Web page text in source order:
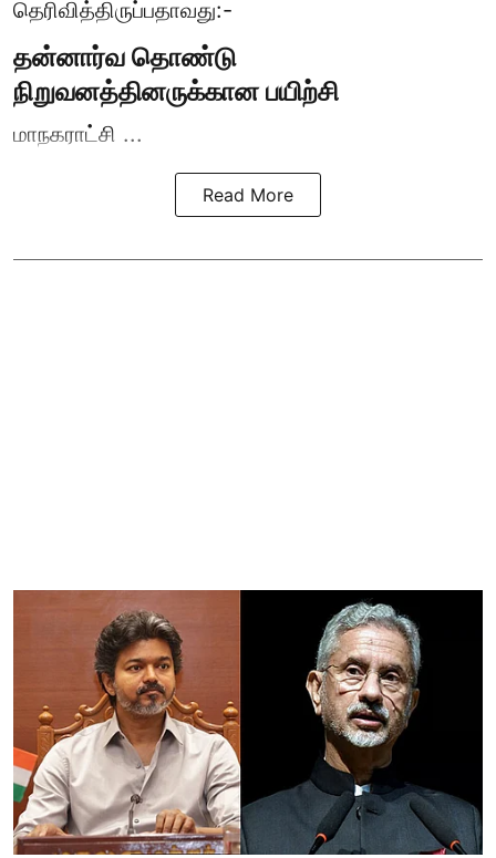
தெரிவித்திருப்பதாவது:-
தன்னார்வ தொண்டு
நிறுவனத்தினருக்கான பயிற்சி
மாநகராட்சி ...
Read More